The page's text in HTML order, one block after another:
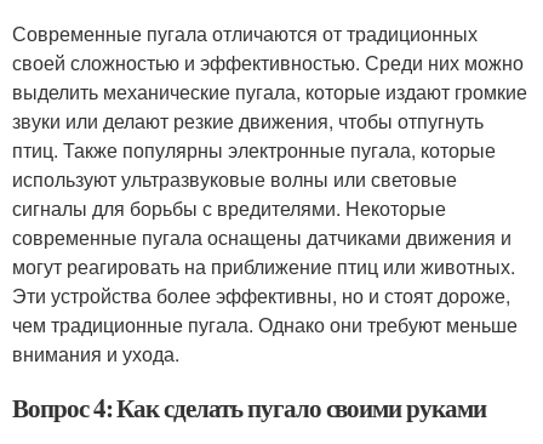
Современные пугала отличаются от традиционных
своей сложностью и эффективностью. Среди них можно
выделить механические пугала, которые издают громкие
звуки или делают резкие движения, чтобы отпугнуть
птиц. Также популярны электронные пугала, которые
используют ультразвуковые волны или световые
сигналы для борьбы с вредителями. Некоторые
современные пугала оснащены датчиками движения и
могут реагировать на приближение птиц или животных.
Эти устройства более эффективны, но и стоят дороже,
чем традиционные пугала. Однако они требуют меньше
внимания и ухода.
Вопрос 4: Как сделать пугало своими руками